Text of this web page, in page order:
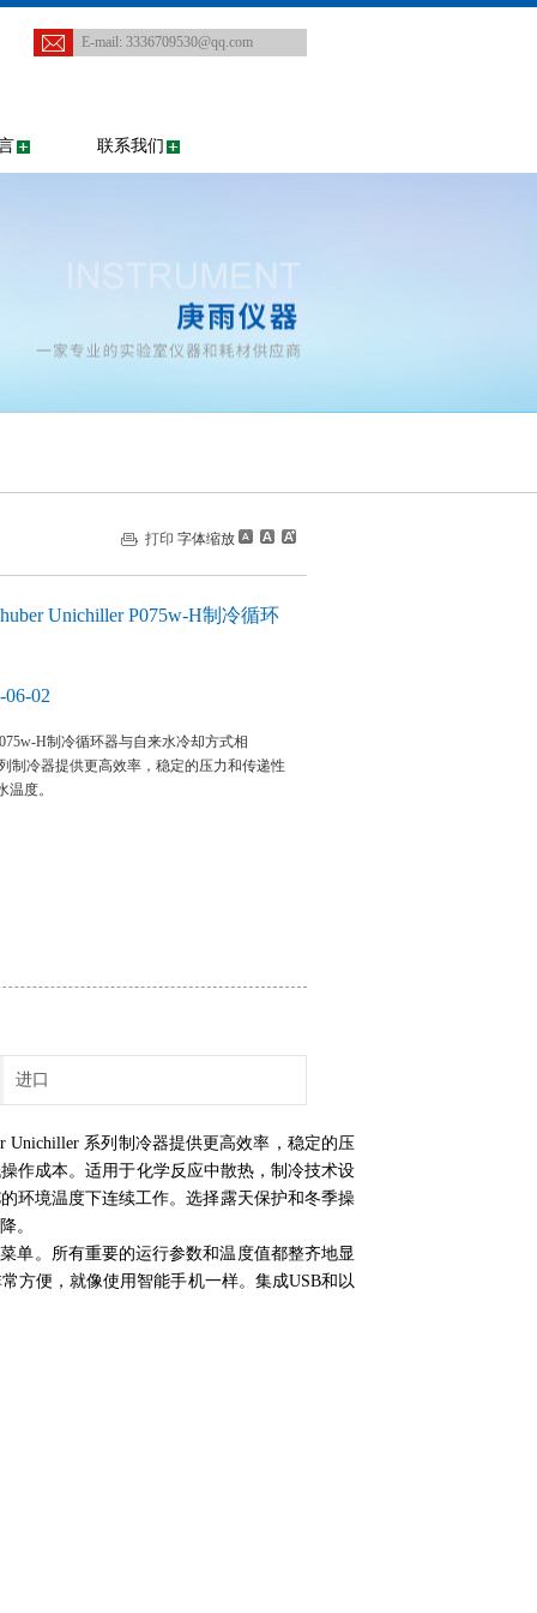
E-mail: 3336709530@qq.com
联系我们
打印 字体缩放
Unichiller P075w-H制冷循环
02
H制冷循环器与自来水冷却方式相
制冷器提供更高效率，稳定的压力和传递性
度。
进口
Unichiller 系列制冷器提供更高效率，稳定的压
作成本。适用于化学反应中散热，制冷技术设
环境温度下连续工作。选择露天保护和冬季操
。
单。所有重要的运行参数和温度值都整齐地显
方便，就像使用智能手机一样。集成USB和以